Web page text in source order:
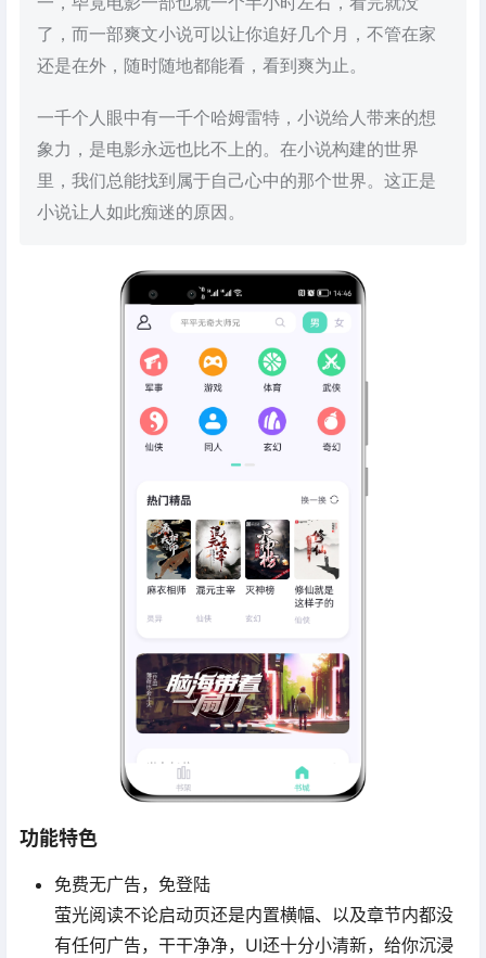
了，而一部爽文小说可以让你追好几个月，不管在家
还是在外，随时随地都能看，看到爽为止。
一千个人眼中有一千个哈姆雷特，小说给人带来的想
象力，是电影永远也比不上的。在小说构建的世界
里，我们总能找到属于自己心中的那个世界。这正是
小说让人如此痴迷的原因。
功能特色
免费无广告，免登陆
萤光阅读不论启动页还是内置横幅、以及章节内都没
有任何广告，干干净净，UI还十分小清新，给你沉浸